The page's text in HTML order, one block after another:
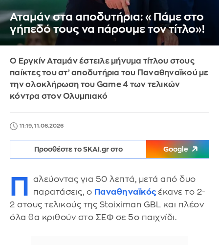
Αταμάν στα αποδυτήρια: «Πάμε στο
γήπεδό τους να πάρουμε τον τίτλο»!
Ο Εργκίν Αταμάν έστειλε μήνυμα τίτλου στους
παίκτες του στ’ αποδυτήρια του Παναθηναϊκού με
την ολοκλήρωση του Game 4 των τελικών
κόντρα στον Ολυμπιακό
11:19, 11.06.2026
Προσθέστε το SKAI.gr στο Google
Π
αλεύοντας για 50 λεπτά, μετά από δυο
παρατάσεις, ο Παναθηναϊκός έκανε το 2-
2 στους τελικούς της Stoiximan GBL και πλέον
όλα θα κριθούν στο ΣΕΦ σε 5ο παιχνίδι.